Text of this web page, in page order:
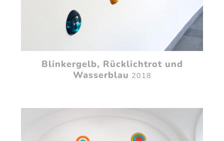
Blinkergelb, Rücklichtrot und
Wasserblau 2018